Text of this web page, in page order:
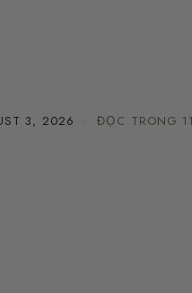
3, 2026 · ĐỌC TRONG